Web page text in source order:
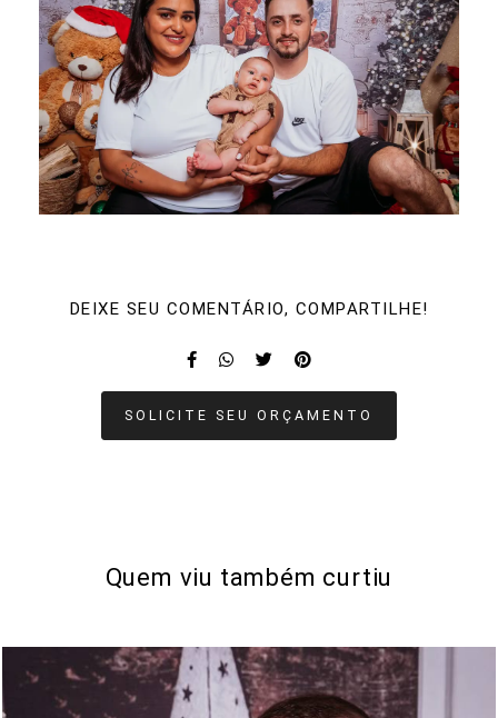
DEIXE SEU COMENTÁRIO, COMPARTILHE!
SOLICITE SEU ORÇAMENTO
Quem viu também curtiu